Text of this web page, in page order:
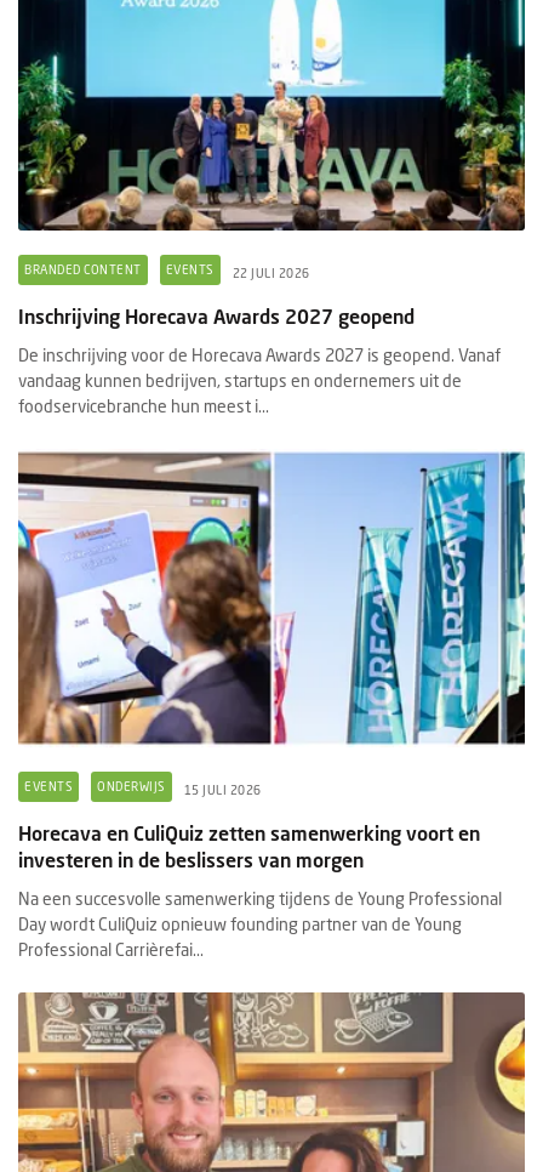
BRANDED CONTENT EVENTS 22 JULI 2026
Inschrijving Horecava Awards 2027 geopend
De inschrijving voor de Horecava Awards 2027 is geopend. Vanaf
vandaag kunnen bedrijven, startups en ondernemers uit de
foodservicebranche hun meest i...
EVENTS ONDERWIJS 15 JULI 2026
Horecava en CuliQuiz zetten samenwerking voort en
investeren in de beslissers van morgen
Na een succesvolle samenwerking tijdens de Young Professional
Day wordt CuliQuiz opnieuw founding partner van de Young
Professional Carrièrefai...